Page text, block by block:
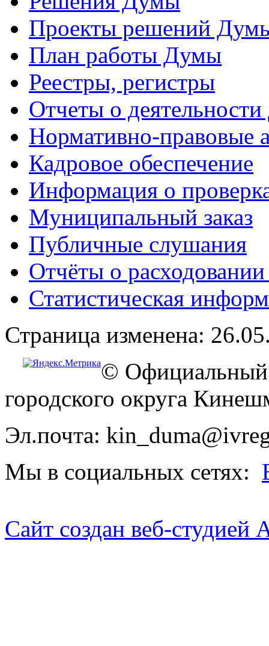
Проекты решений
План работы Думы
Реестры, регистры
Отчеты о
Нормативно-правовые
Кадровое обеспечение
Информация о
Муниципальный заказ
Публичные слушания
Отчёты о
Статистическая
Страница изменена:
© Официальный
городского округа
Эл.почта:
Мы в социальных сетях:
Сайт создан веб-студией